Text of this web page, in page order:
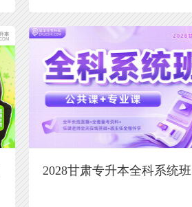
2028甘肃专升本全科系统班